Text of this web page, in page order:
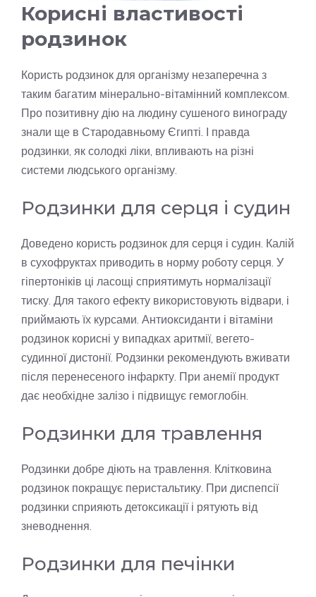
Корисні властивості
родзинок
Користь родзинок для організму незаперечна з
таким багатим мінерально-вітамінний комплексом.
Про позитивну дію на людину сушеного винограду
знали ще в Стародавньому Єгипті. І правда
родзинки, як солодкі ліки, впливають на різні
системи людського організму.
Родзинки для серця і судин
Доведено користь родзинок для серця і судин. Калій
в сухофруктах приводить в норму роботу серця. У
гіпертоніків ці ласощі сприятимуть нормалізації
тиску. Для такого ефекту використовують відвари, і
приймають їх курсами. Антиоксиданти і вітаміни
родзинок корисні у випадках аритмії, вегето-
судинної дистонії. Родзинки рекомендують вживати
після перенесеного інфаркту. При анемії продукт
дає необхідне залізо і підвищує гемоглобін.
Родзинки для травлення
Родзинки добре діють на травлення. Клітковина
родзинок покращує перистальтику. При диспепсії
родзинки сприяють детоксикації і рятують від
зневоднення.
Родзинки для печінки